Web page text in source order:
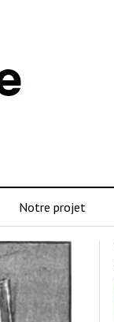
Notre projet